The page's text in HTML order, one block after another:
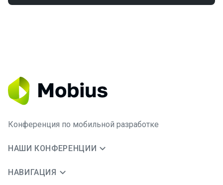
Конференция по мобильной разработке
НАШИ КОНФЕРЕНЦИИ
НАВИГАЦИЯ